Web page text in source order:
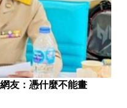
友：憑什麼不能畫